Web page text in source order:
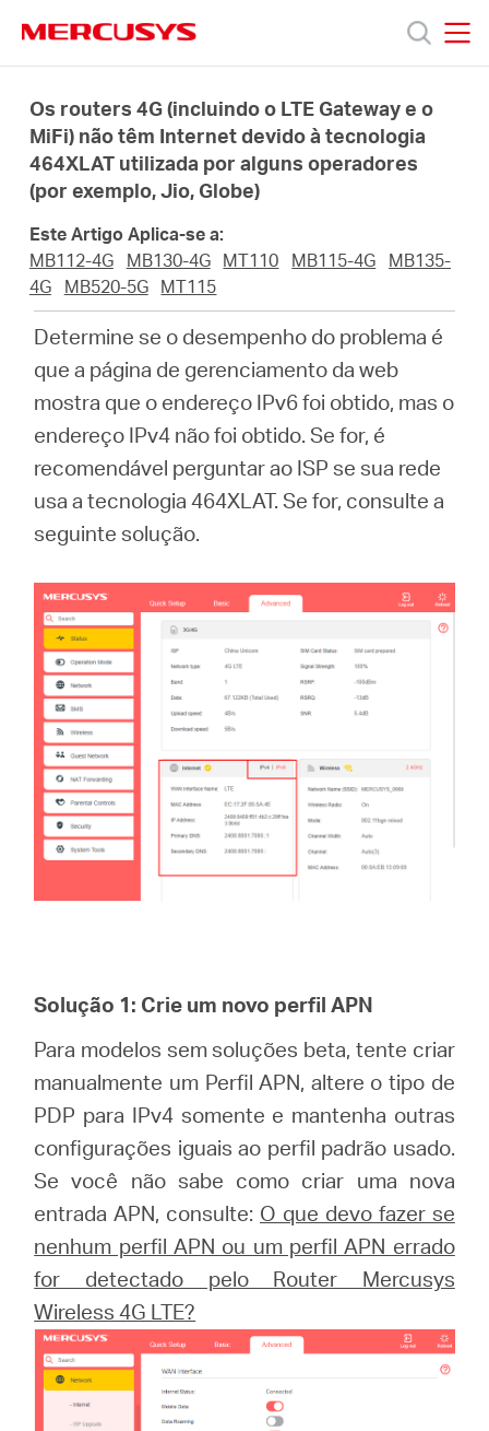
navigation
Produtos
Suporte
Sobre
Nós
Onde
Comprar
português
Os routers 4G (incluindo o LTE Gateway e o
MiFi) não têm Internet devido à tecnologia
464XLAT utilizada por alguns operadores
(por exemplo, Jio, Globe)
Este Artigo Aplica-se a:
MB112-4G
MB130-4G MT110 MB115-4G
MB135-
4G
MB520-5G MT115
Determine se o desempenho do problema é
que a página de gerenciamento da web
mostra que o endereço IPv6 foi obtido, mas o
endereço IPv4 não foi obtido. Se for, é
recomendável perguntar ao ISP se sua rede
usa a tecnologia 464XLAT. Se for, consulte a
seguinte solução.
Solução 1: Crie um novo perfil APN
Para modelos sem soluções beta, tente criar
manualmente um Perfil APN, altere o tipo de
PDP para IPv4 somente e mantenha outras
configurações iguais ao perfil padrão usado.
Se você não sabe como criar uma nova
entrada APN, consulte: O que devo fazer se
nenhum perfil APN ou um perfil APN errado
for detectado pelo Router Mercusys
Wireless 4G LTE?